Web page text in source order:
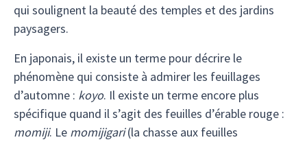
qui soulignent la beauté des temples et des jardins
paysagers.
En japonais, il existe un terme pour décrire le
phénomène qui consiste à admirer les feuillages
d’automne : koyo. Il existe un terme encore plus
spécifique quand il s’agit des feuilles d’érable rouge :
momiji. Le momijigari(la chasse aux feuilles